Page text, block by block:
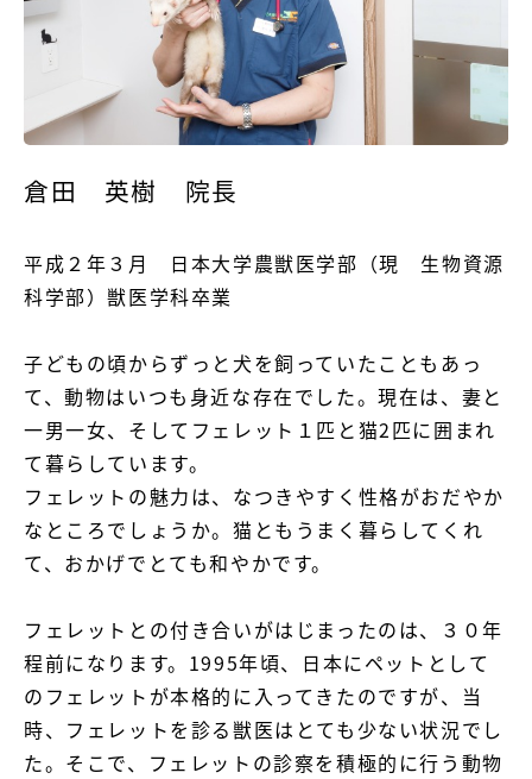
倉田　英樹　院長
平成２年３月　日本大学農獣医学部（現　生物資源
科学部）獣医学科卒業
子どもの頃からずっと犬を飼っていたこともあっ
て、動物はいつも身近な存在でした。現在は、妻と
一男一女、そしてフェレット１匹と猫2匹に囲まれ
て暮らしています。
フェレットの魅力は、なつきやすく性格がおだやか
なところでしょうか。猫ともうまく暮らしてくれ
て、おかげでとても和やかです。
フェレットとの付き合いがはじまったのは、３０年
程前になります。1995年頃、日本にペットとして
のフェレットが本格的に入ってきたのですが、当
時、フェレットを診る獣医はとても少ない状況でし
た。そこで、フェレットの診察を積極的に行う動物